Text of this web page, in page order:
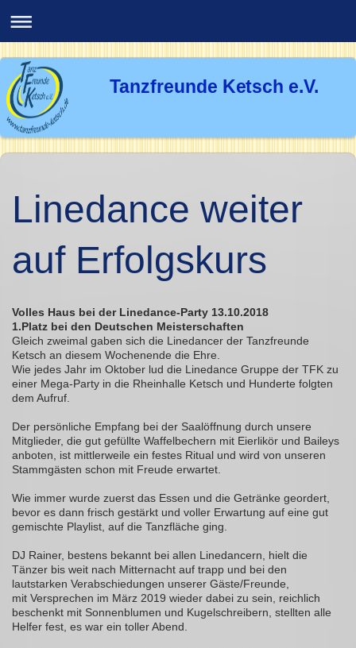
Tanzfreunde Ketsch e.V.
Linedance weiter
auf Erfolgskurs
Volles Haus bei der Linedance-Party 13.10.2018
1.Platz bei den Deutschen Meisterschaften
Gleich zweimal gaben sich die Linedancer der Tanzfreunde
Ketsch an diesem Wochenende die Ehre.
Wie jedes Jahr im Oktober lud die Linedance Gruppe der TFK zu
einer Mega-Party in die Rheinhalle Ketsch und Hunderte folgten
dem Aufruf.
Der persönliche Empfang bei der Saalöffnung durch unsere
Mitglieder, die gut gefüllte Waffelbechern mit Eierlikör und Baileys
anboten, ist mittlerweile ein festes Ritual und wird von unseren
Stammgästen schon mit Freude erwartet.
Wie immer wurde zuerst das Essen und die Getränke geordert,
bevor es dann frisch gestärkt und voller Erwartung auf eine gut
gemischte Playlist, auf die Tanzfläche ging.
DJ Rainer, bestens bekannt bei allen Linedancern, hielt die
Tänzer bis weit nach Mitternacht auf trapp und bei den
lautstarken Verabschiedungen unserer Gäste/Freunde,
mit Versprechen im März 2019 wieder dabei zu sein, reichlich
beschenkt mit Sonnenblumen und Kugelschreibern, stellten alle
Helfer fest, es war ein toller Abend.